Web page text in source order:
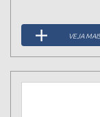
VEJA MAIS